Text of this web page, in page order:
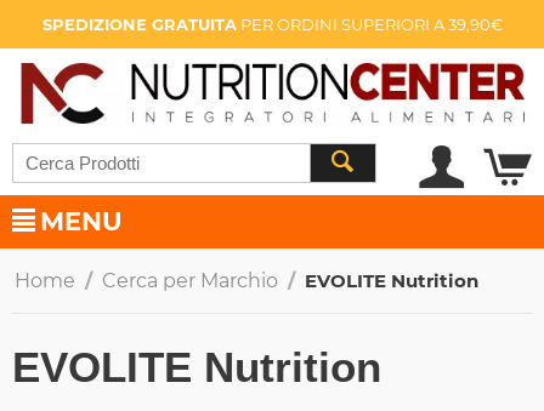
SPEDIZIONE GRATUITAPER ORDINI SUPERIORI A 39,90€
MENU
Home / Cerca per Marchio / EVOLITE Nutrition
EVOLITE Nutrition